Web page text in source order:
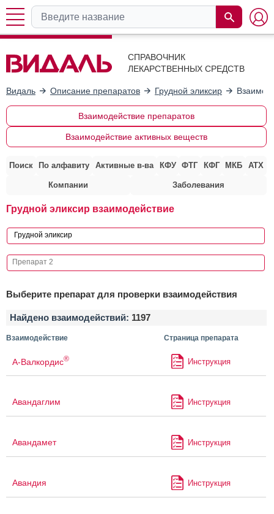
СПРАВОЧНИК
ЛЕКАРСТВЕННЫХ СРЕДСТВ
Видаль Описание препаратов Грудной эликсир
Взаимодействие препаратов
Взаимодействие активных веществ
Поиск По алфавиту Активные в-ва КФУ ФТГ КФГ МКБ АТХ
Компании Заболевания
Грудной эликсир взаимодействие
Выберите препарат для проверки взаимодействия
Найдено взаимодействий: 1197
Взаимодействие Страница препарата
А-Валкордис® Инструкция
Авандаглим Инструкция
Авандамет Инструкция
Авандия Инструкция